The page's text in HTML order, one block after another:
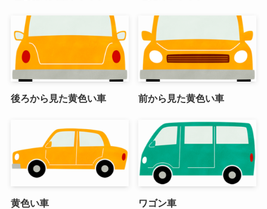
後ろから見た黄色い車 前から見た黄色い車
黄色い車 ワゴン車